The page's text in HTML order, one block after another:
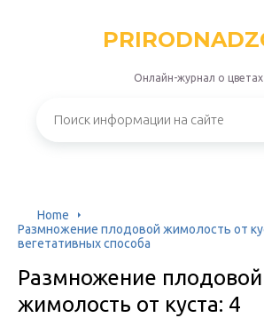
Онлайн-журнал о цветах
Home
Размножение плодовой жимолость от
вегетативных способа
Размножение плодовой
жимолость от куста: 4